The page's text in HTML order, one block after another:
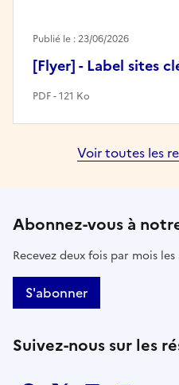
[Flyer] - Label sites
Publié le : 23/06/2026
PDF - 121 Ko
Voir toutes les
Abonnez-vous à
Recevez deux fois par mois
S'abonner
Suivez-nous sur les